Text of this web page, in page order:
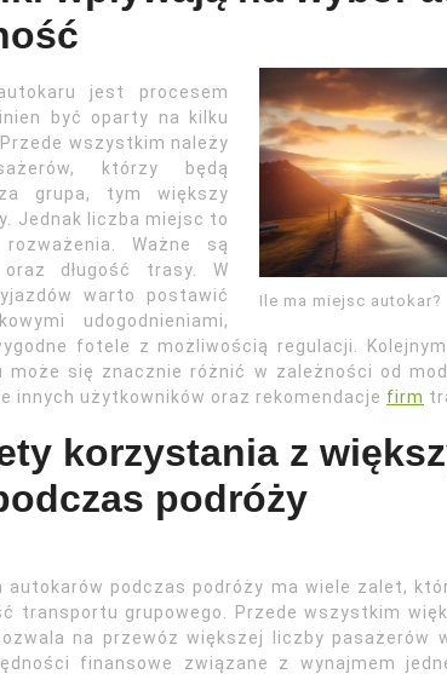
Ile ma miejsc autokar?
jest procesem
być oparty na kilku
wszystkim należy
którzy będą
grupa, tym większy
Jednak liczba miejsc to
Ważne są
długość trasy. W
warto postawić
udogodnieniami,
fotele z możliwością regulacji.
może się znacznie różnić w zależności od
innych użytkowników oraz rekomendacje firm
korzystania z
podróży
autokarów podczas podróży ma wiele zalet,
transportu grupowego. Przede wszystkim
na przewóz większej liczby pasażerów
finansowe związane z wynajmem